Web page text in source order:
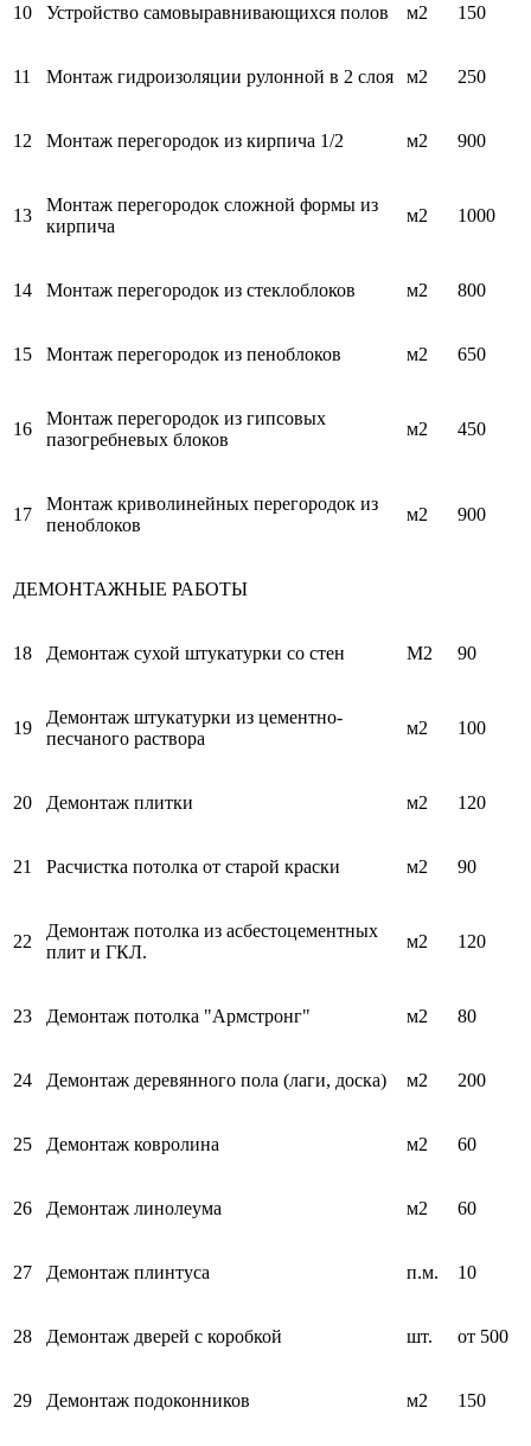
10 Устройство самовыравнивающихся полов м2 150
11 Монтаж гидроизоляции рулонной в 2 слоя м2 250
12 Монтаж перегородок из кирпича 1/2 м2 900
13
Монтаж перегородок сложной формы из
кирпича
м2 1000
14 Монтаж перегородок из стеклоблоков м2 800
15 Монтаж перегородок из пеноблоков м2 650
16
Монтаж перегородок из гипсовых
пазогребневых блоков
м2 450
17
Монтаж криволинейных перегородок из
пеноблоков
м2 900
ДЕМОНТАЖНЫЕ РАБОТЫ
18 Демонтаж сухой штукатурки со стен М2 90
19
Демонтаж штукатурки из цементно-
песчаного раствора
м2 100
20 Демонтаж плитки м2 120
21 Расчистка потолка от старой краски м2 90
22
Демонтаж потолка из асбестоцементных
плит и ГКЛ.
м2 120
23 Демонтаж потолка "Армстронг" м2 80
24 Демонтаж деревянного пола (лаги, доска) м2 200
25 Демонтаж ковролина м2 60
26 Демонтаж линолеума м2 60
27 Демонтаж плинтуса п.м. 10
28 Демонтаж дверей с коробкой шт. от 500
29 Демонтаж подоконников м2 150